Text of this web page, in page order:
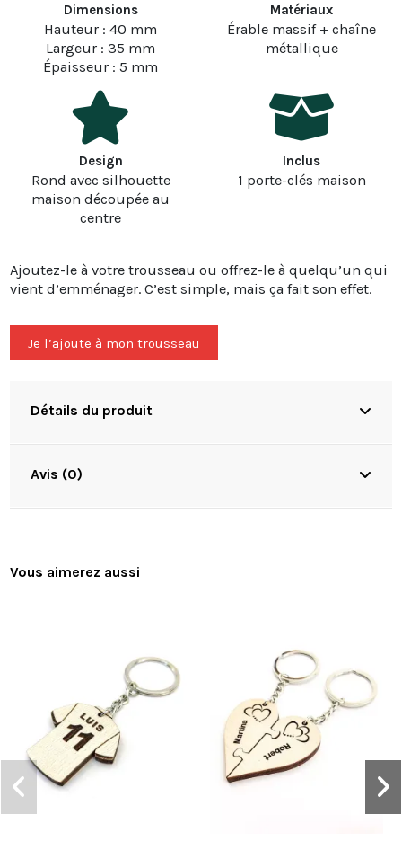
Dimensions
Hauteur : 40 mm
Largeur : 35 mm
Épaisseur : 5 mm
Matériaux
Érable massif + chaîne
métallique
Design
Rond avec silhouette
maison découpée au
centre
Inclus
1 porte-clés maison
Ajoutez-le à votre trousseau ou offrez-le à quelqu’un qui
vient d’emménager. C’est simple, mais ça fait son effet.
Je l’ajoute à mon trousseau
Détails du produit
Avis (0)
Vous aimerez aussi